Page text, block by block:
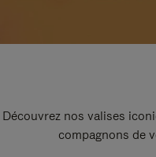
Découvrez nos valises
compagnons de